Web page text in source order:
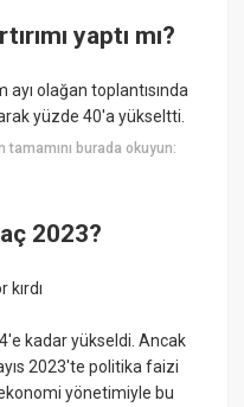
yaptı mı?
ayı olağan toplantısında
yüzde 40'a yükseltti.
tamamını burada okuyun:
2023?
kadar yükseldi. Ancak
2023'te politika faizi
yönetimiyle bu